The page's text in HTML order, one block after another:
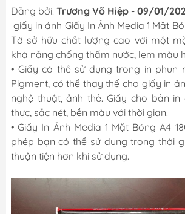
Đăng bởi: Trương Võ Hiệp - 09/01/
giấy in ảnh Giấy In Ảnh Media 1 Mặt
Tờ sở hữu chất lượng cao với một
khả năng chống thấm nước, lem màu
• Giấy có thể sử dụng trong in phun
Pigment, có thể thay thế cho giấy in
nghệ thuật, ảnh thẻ. Giấy cho bản
thực, sắc nét, bền màu với thời gian.
• Giấy In Ảnh Media 1 Mặt Bóng A4
phép bạn có thể sử dụng trong thời
thuận tiện hơn khi sử dụng.